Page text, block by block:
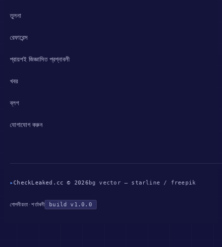
তুলনা
রেফারেন্স
প্রায়শই জিজ্ঞাসিত প্রশ্নাবলী
খবর
ব্লগ
যোগাযোগ করুন
▸CheckLeaked.cc © 2026 bg vector — starline / freepik
গোপনীয়তা ·শর্তাবলী build v1.0.0